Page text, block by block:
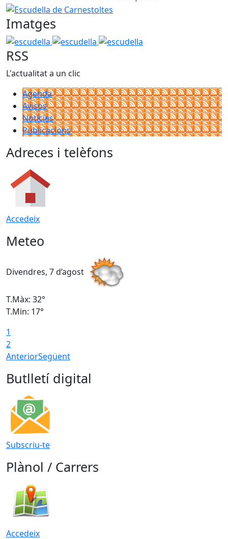
Escudella de Carnestoltes
Imatges
escudella escudella escudella
RSS
L'actualitat a un clic
Agenda
Avisos
Notícies
Publicacions
Adreces i telèfons
Accedeix
Meteo
Divendres, 7 d’agost
T.Màx: 32°
T.Min: 17°
1
2
AnteriorSegüent
Butlletí digital
Subscriu-te
Plànol / Carrers
Accedeix